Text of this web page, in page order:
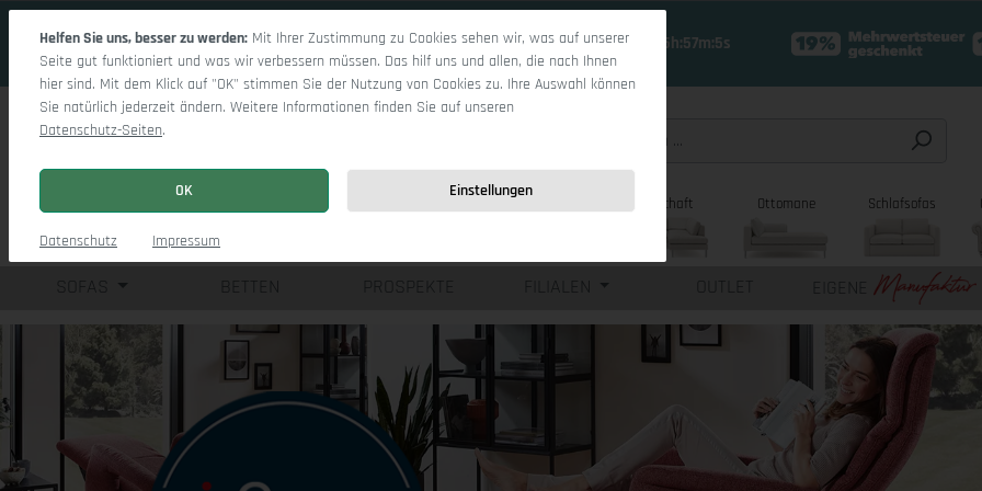
16 Tage 15h:57m:3s
Wohnlandschaft Ottomane Schlafsofas
BETTEN PROSPEKTE FILIALEN OUTLET EIGENE
Helfen Sie uns, besser zu werden: Mit Ihrer Zustimmung zu Cookies sehen wir, was auf unserer
Seite gut funktioniert und was wir verbessern müssen. Das hilf uns und allen, die nach Ihnen
hier sind. Mit dem Klick auf "OK" stimmen Sie der Nutzung von Cookies zu. Ihre Auswahl können
Sie natürlich jederzeit ändern. Weitere Informationen finden Sie auf unseren
Datenschutz-Seiten.
OK Einstellungen
Datenschutz Impressum